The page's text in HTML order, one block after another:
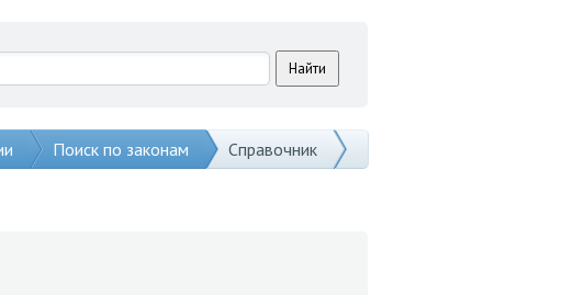
Поиск по законам Справочник